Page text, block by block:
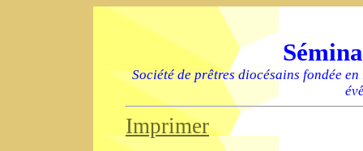
Société de prêtres diocésains fondée
Imprimer